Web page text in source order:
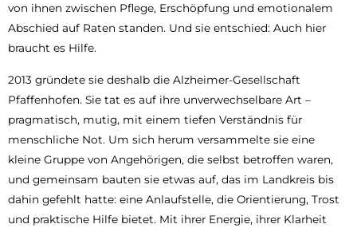
von ihnen zwischen Pflege, Erschöpfung und emotionalem
Abschied auf Raten standen. Und sie entschied: Auch hier
braucht es Hilfe.
2013 gründete sie deshalb die Alzheimer-Gesellschaft
Pfaffenhofen. Sie tat es auf ihre unverwechselbare Art –
pragmatisch, mutig, mit einem tiefen Verständnis für
menschliche Not. Um sich herum versammelte sie eine
kleine Gruppe von Angehörigen, die selbst betroffen waren,
und gemeinsam bauten sie etwas auf, das im Landkreis bis
dahin gefehlt hatte: eine Anlaufstelle, die Orientierung, Trost
und praktische Hilfe bietet. Mit ihrer Energie, ihrer Klarheit